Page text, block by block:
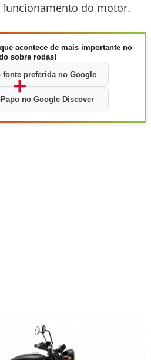
do motor.
acontece de mais importante no
sobre rodas!
fonte preferida no Google
+
no Google Discover